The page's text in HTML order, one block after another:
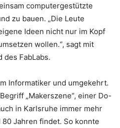
computergestützte
zu bauen. „Die Leute
Ideen nicht nur im Kopf
wollen.“, sagt mit
des FabLabs.
Informatiker und umgekehrt.
„Makerszene“, einer Do-
in Karlsruhe immer mehr
Jahren findet. So konnte